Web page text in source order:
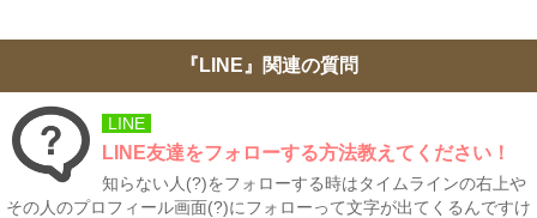
『LINE』関連の質問
LINE
LINE友達をフォローする方法教えてください！
知らない人(?)をフォローする時はタイムラインの右上や
その人のプロフィール画面(?)にフォローって文字が出てくるんですけ